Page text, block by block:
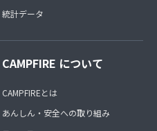
統計データ
CAMPFIRE について
CAMPFIREとは
あんしん・安全への取り組み